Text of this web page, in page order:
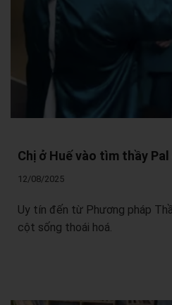
Chị ở Huế vào tìm thầy
12/08/2025
Uy tín đến từ Phương pháp
cột sống thoái hoá.